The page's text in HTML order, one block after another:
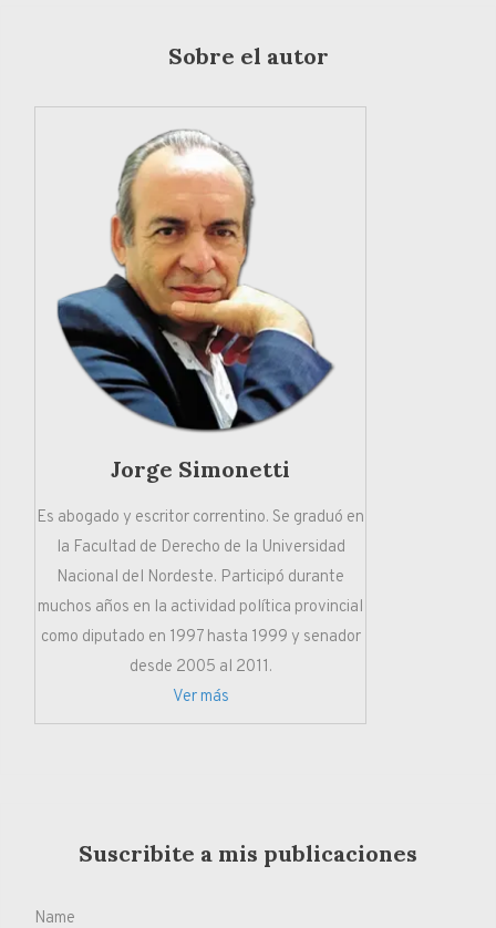
Sobre el autor
Jorge Simonetti
Es abogado y escritor correntino. Se graduó en
la Facultad de Derecho de la Universidad
Nacional del Nordeste. Participó durante
muchos años en la actividad política provincial
como diputado en 1997 hasta 1999 y senador
desde 2005 al 2011.
Ver más
Suscribite a mis publicaciones
Name